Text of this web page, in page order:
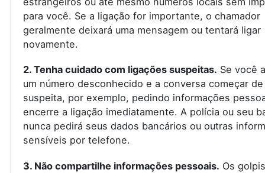
para você. Se a ligação for importante, o chamador
geralmente deixará uma mensagem ou tentará ligar
novamente.
2. Tenha cuidado com ligações suspeitas. Se você
um número desconhecido e a conversa começar
suspeita, por exemplo, pedindo informações
encerre a ligação imediatamente. A polícia ou seu
nunca pedirá seus dados bancários ou outras
sensíveis por telefone.
3. Não compartilhe informações pessoais. Os